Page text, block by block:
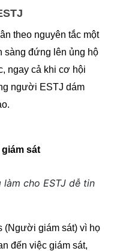
theo nguyên tắc một
sàng đứng lên ủng hộ
ngay cả khi cơ hội
người ESTJ dám
sát
cho ESTJ dễ tin
(Người giám sát) vì họ
đến việc giám sát,